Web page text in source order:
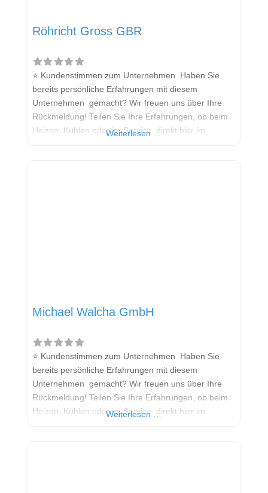
Röhricht Gross GBR
⭐ Kundenstimmen zum Unternehmen Haben Sie
bereits persönliche Erfahrungen mit diesem
Unternehmen gemacht? Wir freuen uns über Ihre
Rückmeldung! Teilen Sie Ihre Erfahrungen, ob beim
Heizen, Kühlen oder im Service, direkt hier im
Weiterlesen …
Michael Walcha GmbH
⭐ Kundenstimmen zum Unternehmen Haben Sie
bereits persönliche Erfahrungen mit diesem
Unternehmen gemacht? Wir freuen uns über Ihre
Rückmeldung! Teilen Sie Ihre Erfahrungen, ob beim
Heizen, Kühlen oder im Service, direkt hier im
Weiterlesen …